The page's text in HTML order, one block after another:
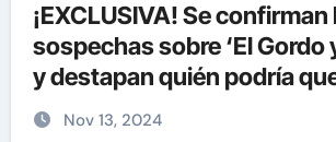
¡EXCLUSIVA! Se confirman
sospechas sobre ‘El Gordo
y destapan quién podría
lugar en Univision
Nov 13, 2024